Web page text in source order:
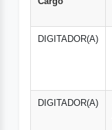
DIGITADOR(A)
DIGITADOR(A)